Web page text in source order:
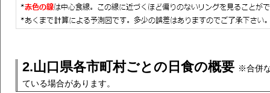
2.山口県各市町村ごとの日食の概要 ※合併
ている場合があります。